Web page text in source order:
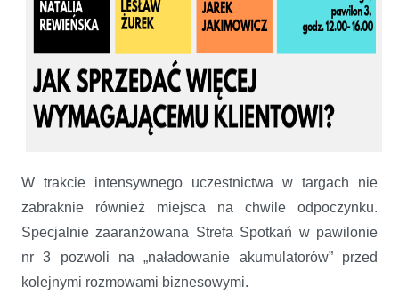
W trakcie intensywnego uczestnictwa w targach nie
zabraknie również miejsca na chwile odpoczynku.
Specjalnie zaaranżowana Strefa Spotkań w pawilonie
nr 3 pozwoli na „naładowanie akumulatorów” przed
kolejnymi rozmowami biznesowymi.